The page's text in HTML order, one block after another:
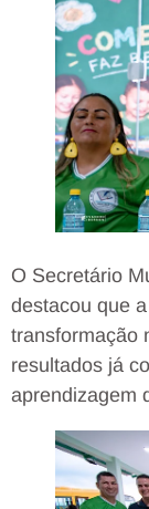
O Secretário
destacou que
transformação
resultados já
aprendizagem